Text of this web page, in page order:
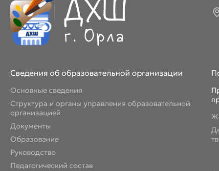
Сведения об образовательной организации
Основные сведения
Структура и органы управления образовательной
организацией
Документы
Образование
Руководство
Педагогический состав